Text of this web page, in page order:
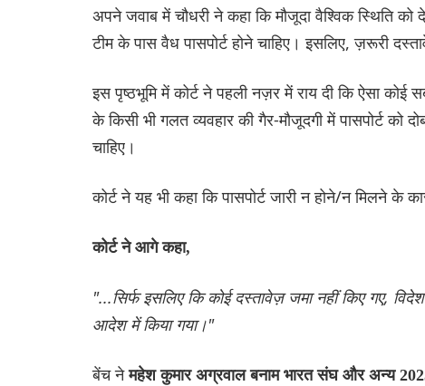
अपने जवाब में चौधरी ने कहा कि मौजूदा वैश्विक स्थिति
टीम के पास वैध पासपोर्ट होने चाहिए। इसलिए, ज़रूरी
इस पृष्ठभूमि में कोर्ट ने पहली नज़र में राय दी कि ऐसा
के किसी भी गलत व्यवहार की गैर-मौजूदगी में पासपोर्ट को
चाहिए।
कोर्ट ने यह भी कहा कि पासपोर्ट जारी न होने/न मिलने
कोर्ट ने आगे कहा,
"...सिर्फ इसलिए कि कोई दस्तावेज़ जमा नहीं किए गए,
आदेश में किया गया।"
बेंच नेमहेश कुमार अग्रवाल बनाम भारत संघ और अन्य